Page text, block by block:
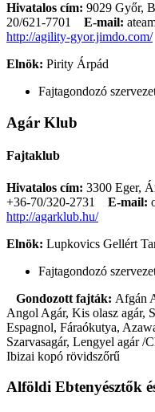
Hivatalos cím: 9029 Győr,
20/621-7701
E-mail:
http://agility-gyor.jimdo.com/
Elnök: Pirity Árpád
Fajtagondozó
Agár Klub
Fajtaklub
Hivatalos cím: 3300 Eger,
+36-70/320-2731
E-mail:
http://agarklub.hu/
Elnök: Lupkovics Gellért
Fajtagondozó
Gondozott fajták: Afgán
Angol Agár, Kis olasz agár,
Espagnol, Fáraókutya,
Szarvasagár, Lengyel agár /
Ibizai kopó rövidszőrű
Alföldi Ebtenyésztők